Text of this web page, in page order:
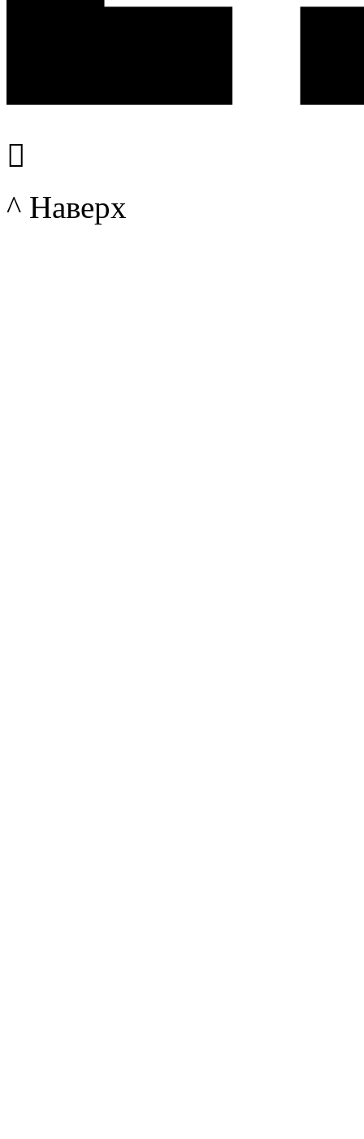

^ Наверх